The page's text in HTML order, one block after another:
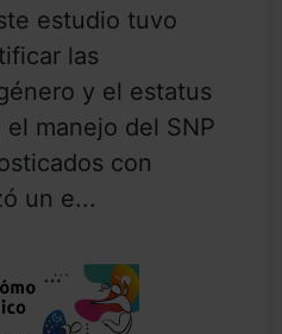
estudio tuvo
las
y el estatus
manejo del SNP
con
un e...